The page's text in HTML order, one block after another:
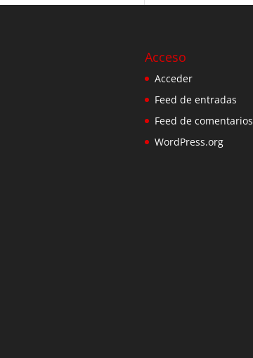
Acceso
Acceder
Feed de entradas
Feed de comentarios
WordPress.org